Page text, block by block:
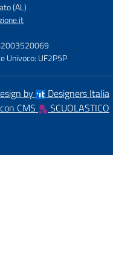
(AL)
Univoco: UF2P5P
by
Designers Italia
CMS
SCUOLASTICO